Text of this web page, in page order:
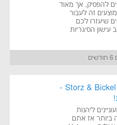
להפסיק, אך מאוד
זה לעבור
שיעזרו לכם
הסיגריות
Volcano וופורייזר מבית Storz & Bickel -
ליהנות
ביותר אז אתם